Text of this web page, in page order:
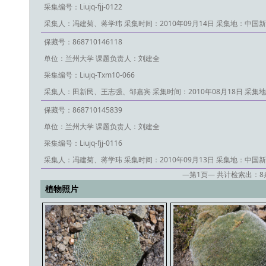
采集编号：Liujq-fjj-0122
采集人：冯建菊、蒋学玮 采集时间：2010年09月14日 采集地：中国
保藏号：868710146118
单位：兰州大学 课题负责人：刘建全
采集编号：Liujq-Txm10-066
采集人：田新民、王志强、邹嘉宾 采集时间：2010年08月18日 采集
保藏号：868710145839
单位：兰州大学 课题负责人：刘建全
采集编号：Liujq-fjj-0116
采集人：冯建菊、蒋学玮 采集时间：2010年09月13日 采集地：中国
—第1页— 共计检索出： 8
植物照片